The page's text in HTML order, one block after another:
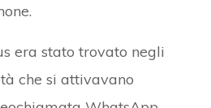
era stato trovato negli
che si attivavano